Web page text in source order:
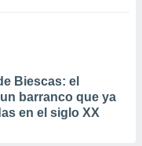
Biescas: el
barranco que ya
en el siglo XX